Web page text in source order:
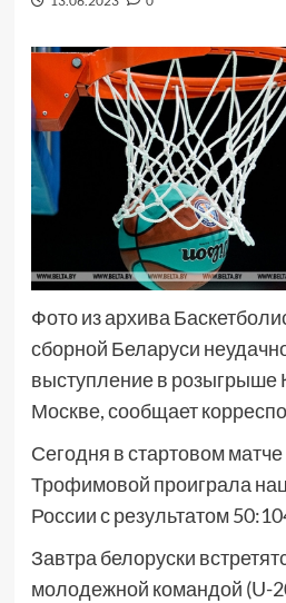
Фото из архива
сборной Беларуси
выступление в розыгрыше
Москве, сообщает
Сегодня в стартовом
Трофимовой проиграла
России с результатом
Завтра белоруски
молодежной командой (U-